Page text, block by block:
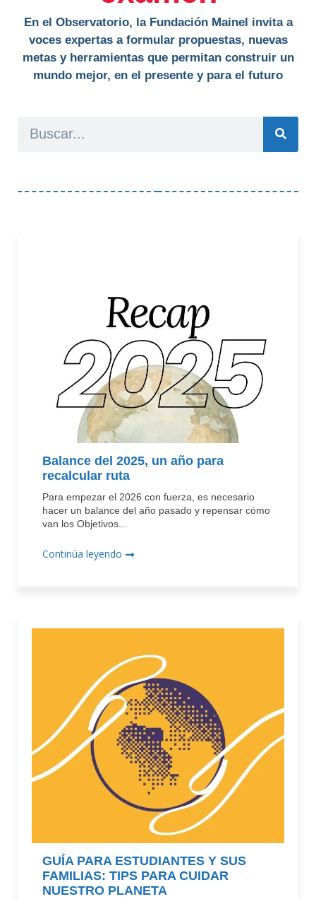
En el Observatorio, la Fundación Mainel invita a
voces expertas a formular propuestas, nuevas
metas y herramientas que permitan construir un
mundo mejor, en el presente y para el futuro
Balance del 2025, un año para
recalcular ruta
Para empezar el 2026 con fuerza, es necesario
hacer un balance del año pasado y repensar cómo
van los Objetivos...
Continúa leyendo
GUÍA PARA ESTUDIANTES Y SUS
FAMILIAS: TIPS PARA CUIDAR
NUESTRO PLANETA